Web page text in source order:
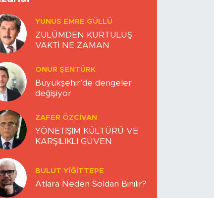
YUNUS EMRE GÜLLÜ
ZULÜMDEN KURTULUŞ
VAKTİ NE ZAMAN
ONUR ŞENTÜRK
Büyükşehir’de dengeler
değişiyor
ZAFER ÖZCIVAN
YÖNETİŞİM KÜLTÜRÜ VE
KARŞILIKLI GÜVEN
BULUT YİĞİTTEPE
Atlara Neden Soldan Binilir?